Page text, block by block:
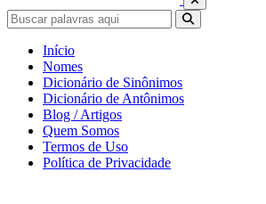
Início
Nomes
Dicionário de Sinônimos
Dicionário de Antônimos
Blog / Artigos
Quem Somos
Termos de Uso
Política de Privacidade